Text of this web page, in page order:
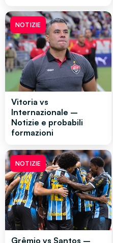
NOTIZIE
Vitoria vs
Internazionale –
Notizie e probabili
formazioni
NOTIZIE
Grêmio vs Santos –